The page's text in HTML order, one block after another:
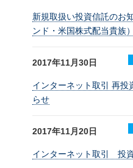
新規取扱い投資信託のお
ンド・米国株式配当貴族）
2017年11月30日
インターネット取引 再投
らせ
2017年11月20日
インターネット取引 投